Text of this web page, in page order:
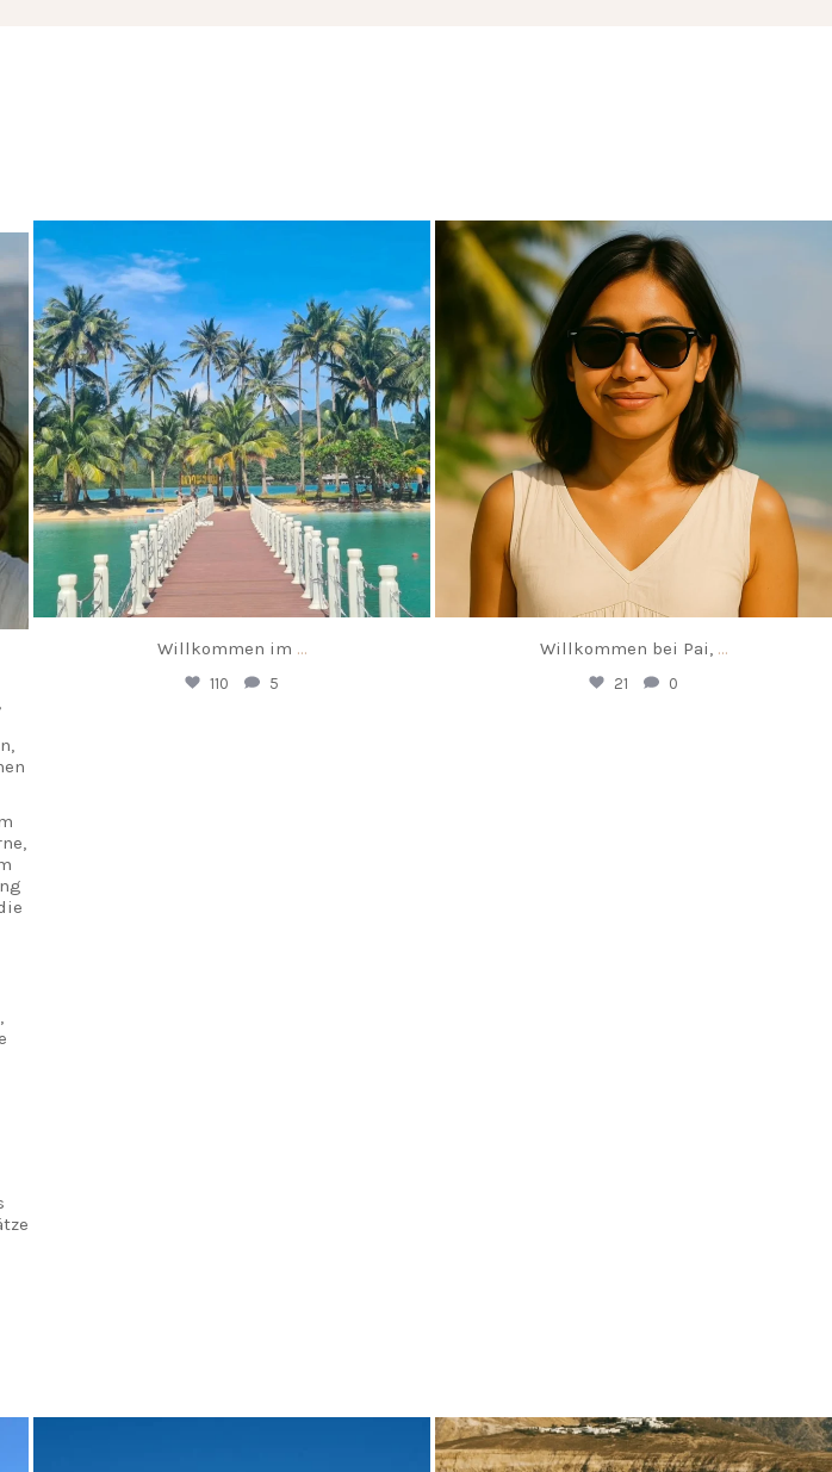
carpediem.travel.guide
Dez. 7
Willkommen im ...
110 5
carpediem.travel.guide
18. November
Willkommen bei Pai, ...
21 0
carpediem.travel.guide